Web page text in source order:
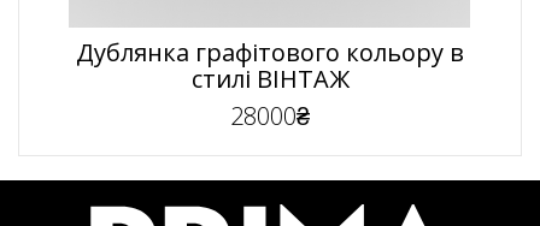
Дублянка графітового кольору в
стилі ВІНТАЖ
28000₴